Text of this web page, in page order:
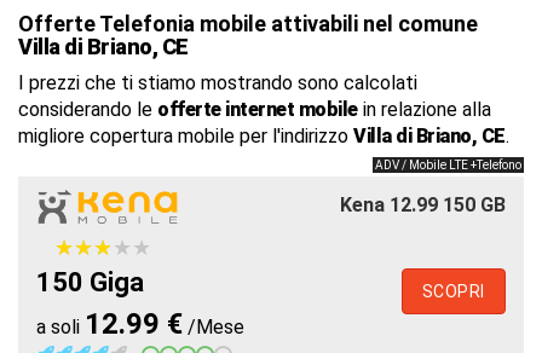
Offerte Telefonia mobile attivabili nel comune
Villa di Briano, CE
I prezzi che ti stiamo mostrando sono calcolati
considerando le offerte internet mobilein relazione alla
migliore copertura mobile per l'indirizzo Villa di Briano, CE.
ADV / Mobile LTE +Telefono
Kena 12.99 150 GB
★★★★★
★★★★★
150 Giga
a soli 12.99 € /Mese
SCOPRI